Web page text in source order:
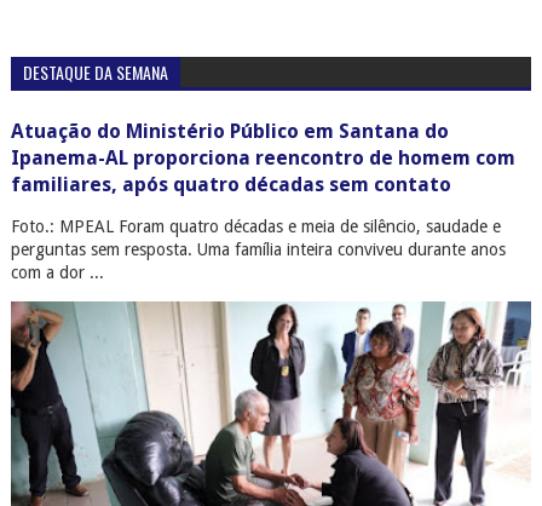
DESTAQUE DA SEMANA
Atuação do Ministério Público em Santana do
Ipanema-AL proporciona reencontro de homem com
familiares, após quatro décadas sem contato
Foto.: MPEAL Foram quatro décadas e meia de silêncio, saudade e
perguntas sem resposta. Uma família inteira conviveu durante anos
com a dor ...